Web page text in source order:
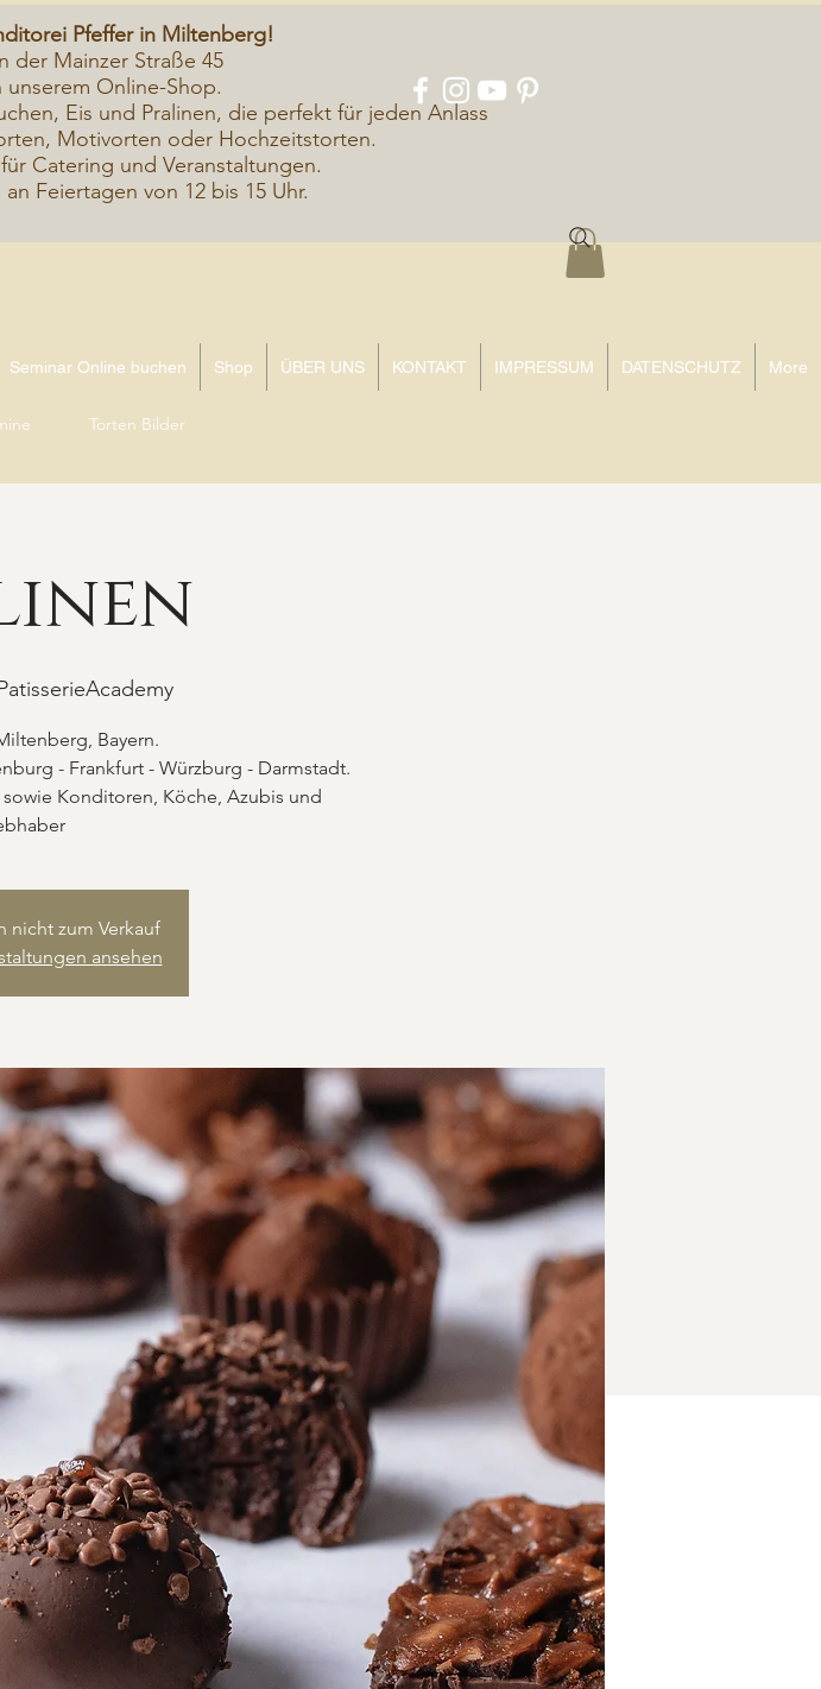
Pfeffer in Miltenberg!
der Mainzer Straße 45
Online-Shop.
Eis und Pralinen, die perfekt für jeden Anlass
Motivorten oder Hochzeitstorten.
Catering und Veranstaltungen.
Feiertagen von 12 bis 15 Uhr.
Seminar Online buchen Shop ÜBER UNS KONTAKT IMPRESSUM DATENSCHUTZ More
Torten Bilder
Bayern.
- Frankfurt - Würzburg - Darmstadt.
sowie Konditoren, Köche, Azubis und
nicht zum Verkauf
ansehen